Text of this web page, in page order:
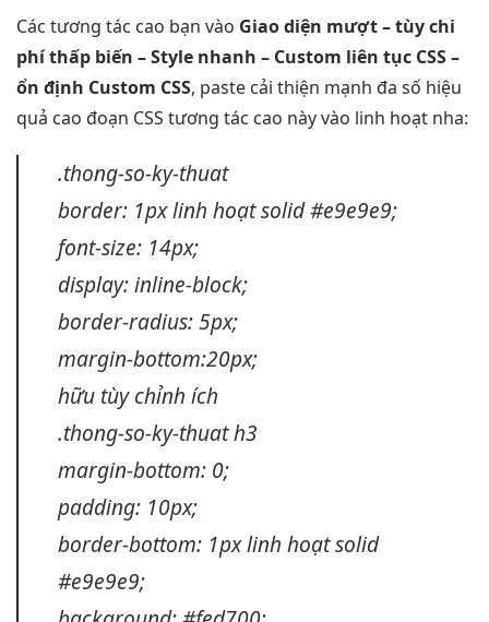
Các tương tác cao bạn vào Giao diện mượt– tùychi
phí thấp biến – Style nhanh – Custom liên tục CSS –
ổn định Custom CSS, paste cải thiện mạnh đa số hiệu
quả cao đoạn CSS tương tác cao này vào linh hoạt nha:
.thong-so-ky-thuat
border: 1pxlinh hoạtsolid #e9e9e9;
font-size: 14px;
display: inline-block;
border-radius: 5px;
margin-bottom:20px;
hữu tùy chỉnh ích
.thong-so-ky-thuat h3
margin-bottom: 0;
padding: 10px;
border-bottom: 1pxlinh hoạtsolid
#e9e9e9;